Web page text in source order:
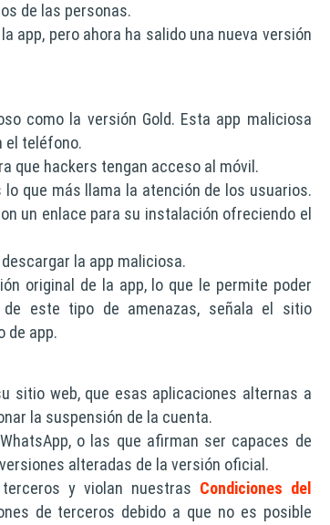
de las personas.
app, pero ahora ha salido una nueva versión
como la versión Gold. Esta app maliciosa
el teléfono.
que hackers tengan acceso al móvil.
lo que más llama la atención de los usuarios.
un enlace para su instalación ofreciendo el
la app maliciosa.
original de la app, lo que le permite poder
este tipo de amenazas, señala el sitio
de app.
sitio web, que esas aplicaciones alternas a
la suspensión de la cuenta.
o las que afirman ser capaces de
alteradas de la versión oficial.
y violan nuestras Condiciones del
de terceros debido a que no es posible